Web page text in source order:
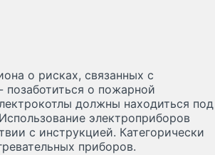
о рисках, связанных с
о пожарной
должны находиться под
электроприборов
с инструкцией. Категорически
приборов.